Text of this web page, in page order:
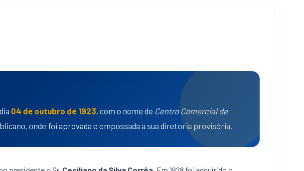
04 de outubro de 1923, com o nome de Centro Comercial de
onde foi aprovada e empossada a sua diretoria provisória.